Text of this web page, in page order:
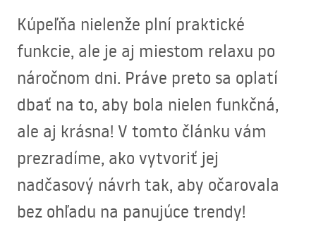
Kúpeľňa nielenže plní praktické
funkcie, ale je aj miestom relaxu po
náročnom dni. Práve preto sa oplatí
dbať na to, aby bola nielen funkčná,
ale aj krásna! V tomto článku vám
prezradíme, ako vytvoriť jej
nadčasový návrh tak, aby očarovala
bez ohľadu na panujúce trendy!